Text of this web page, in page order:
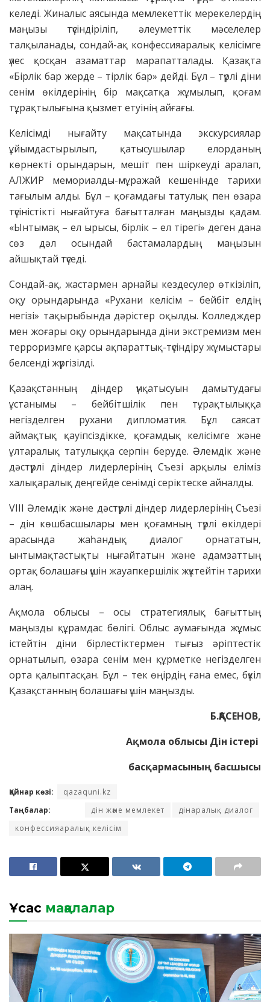
келеді. Жиналыс аясында мемлекеттік мерекелердің
маңызы түсіндіріліп, әлеуметтік мәселелер
талқыланады, сондай-ақ конфессияаралық келісімге
үлес қосқан азаматтар марапатталады. Қазақта
«Бірлік бар жерде – тірлік бар» дейді. Бұл – түрлі діни
сенім өкілдерінің бір мақсатқа жұмылып, қоғам
тұрақтылығына қызмет етуінің айғағы.
Келісімді нығайту мақсатында экскурсиялар
ұйымдастырылып, қатысушылар елорданың
көрнекті орындарын, мешіт пен шіркеуді аралап,
АЛЖИР мемориалды-мұражай кешенінде тарихи
тағылым алды. Бұл – қоғамдағы татулық пен өзара
түсіністікті нығайтуға бағытталған маңызды қадам.
«Ынтымақ – ел ырысы, бірлік – ел тірегі» деген дана
сөз дәл осындай бастамалардың маңызын
айшықтай түседі.
Сондай-ақ, жастармен арнайы кездесулер өткізіліп,
оқу орындарында «Рухани келісім – бейбіт елдің
негізі» тақырыбында дәрістер оқылды. Колледждер
мен жоғары оқу орындарында діни экстремизм мен
терроризмге қарсы ақпараттық-түсіндіру жұмыстары
белсенді жүргізілді.
Қазақстанның діндер үнқатысуын дамытудағы
ұстанымы – бейбітшілік пен тұрақтылыққа
негізделген рухани дипломатия. Бұл саясат
аймақтық қауіпсіздікке, қоғамдық келісімге және
ұлтаралық татулыққа серпін беруде. Әлемдік және
дәстүрлі діндер лидерлерінің Съезі арқылы еліміз
халықаралық деңгейде сенімді серіктеске айналды.
VIII Әлемдік және дәстүрлі діндер лидерлерінің Съезі
– дін көшбасшылары мен қоғамның түрлі өкілдері
арасында жаһандық диалог орнататын,
ынтымақтастықты нығайтатын және адамзаттың
ортақ болашағы үшін жауапкершілік жүктейтін тарихи
алаң.
Ақмола облысы – осы стратегиялық бағыттың
маңызды құрамдас бөлігі. Облыс аумағында жұмыс
істейтін діни бірлестіктермен тығыз әріптестік
орнатылып, өзара сенім мен құрметке негізделген
орта қалыптасқан. Бұл – тек өңірдің ғана емес, бүкіл
Қазақстанның болашағы үшін маңызды.
Б.ҚАСЕНОВ,
Ақмола облысы Дін істері
басқармасының басшысы
Қайнар көзі:
qazaquni.kz
Таңбалар:
дін және мемлекет
дінаралық диалог
конфессияаралық келісім
Ұқсас мақалалар